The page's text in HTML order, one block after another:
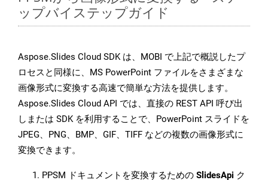
ップバイステップガイド
Aspose.Slides Cloud SDK は、MOBI で上記で概説したプ
ロセスと同様に、MS PowerPoint ファイルをさまざまな
画像形式に変換する高速で簡単な方法を提供します。
Aspose.Slides Cloud API では、直接の REST API 呼び出
しまたは SDK を利用することで、PowerPoint スライドを
JPEG、PNG、BMP、GIF、TIFF などの複数の画像形式に
変換できます。
PPSM ドキュメントを変換するための SlidesApi ク